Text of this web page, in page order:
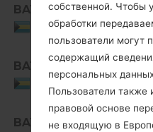
BAT
Bahamas
SM-
BAT
Bahamas
SM-
BAT
SM-
собственной. Чтобы
обработки
пользователи могут
содержащий
персональных
Пользователи также
правовой основе
не входящую в